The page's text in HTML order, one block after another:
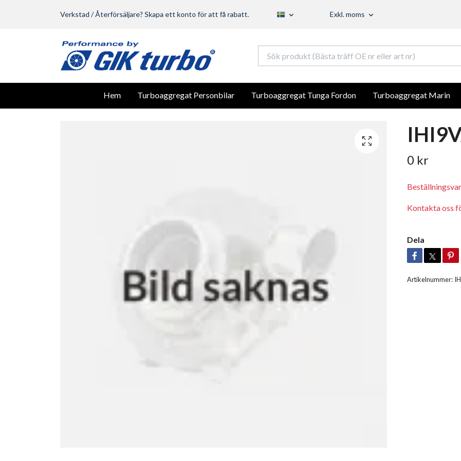
Verkstad / Återförsäljare? Skapa ett konto för att få rabatt. Exkl. moms
Hem Turboaggregat Personbilar Turboaggregat Tunga Fordon Turboaggregat Marin
0 kr
Kontakta oss
Dela
Artikelnummer: